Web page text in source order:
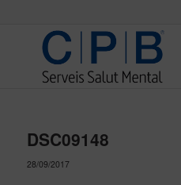
DSC09148
28/09/2017